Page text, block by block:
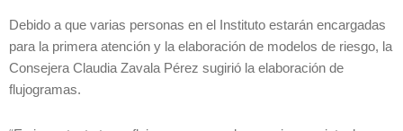
Debido a que varias personas en el Instituto estarán encargadas
para la primera atención y la elaboración de modelos de riesgo, la
Consejera Claudia Zavala Pérez sugirió la elaboración de
flujogramas.